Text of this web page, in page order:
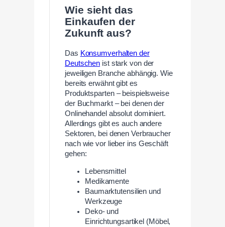
Wie sieht das
Einkaufen der
Zukunft aus?
Das Konsumverhalten der
Deutschen ist stark von der
jeweiligen Branche abhängig. Wie
bereits erwähnt gibt es
Produktsparten – beispielsweise
der Buchmarkt – bei denen der
Onlinehandel absolut dominiert.
Allerdings gibt es auch andere
Sektoren, bei denen Verbraucher
nach wie vor lieber ins Geschäft
gehen:
Lebensmittel
Medikamente
Baumarktutensilien und
Werkzeuge
Deko- und
Einrichtungsartikel (Möbel,